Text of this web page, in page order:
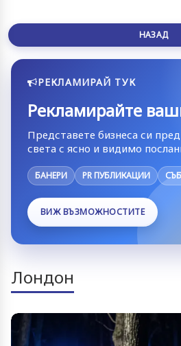
НАЗАД
РЕКЛАМИРАЙ ТУК
Рекламирайте
Представете бизнеса си
света с ясно и видимо
БАНЕРИ PR ПУБЛИКАЦИИ
ВИЖ ВЪЗМОЖНОСТИТЕ
Лондон